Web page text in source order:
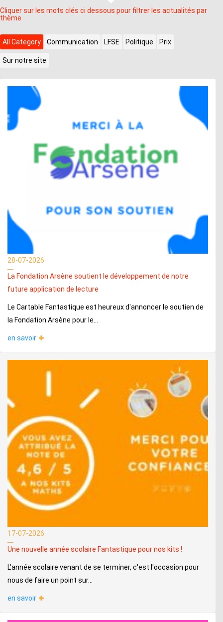
Cliquer sur les mots clés ci dessous pour filtrer les actualités par
thème
All Category Communication LFSE Politique Prix
Sur notre site
28-07-2026
La Fondation Arsène soutient le développement de notre
future application de lecture
Le Cartable Fantastique est heureux d'annoncer le soutien de
la Fondation Arsène pour le...
en savoir
17-07-2026
Une nouvelle année scolaire Fantastique pour nos kits !
L'année scolaire venant de se terminer, c'est l'occasion pour
nous de faire un point sur...
en savoir